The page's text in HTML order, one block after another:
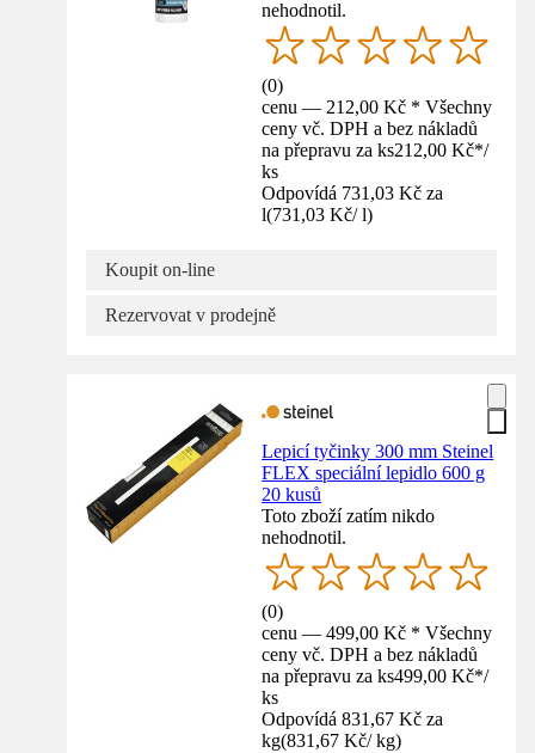
nehodnotil.
(0)
cenu — 212,00 Kč * Všechny
ceny vč. DPH a bez nákladů
na přepravu za ks212,00 Kč*/
ks
Odpovídá 731,03 Kč za
l(731,03 Kč/ l)
Koupit on-line
Rezervovat v prodejně
Lepicí tyčinky 300 mm Steinel
FLEX speciální lepidlo 600 g
20 kusů
Toto zboží zatím nikdo
nehodnotil.
(0)
cenu — 499,00 Kč * Všechny
ceny vč. DPH a bez nákladů
na přepravu za ks499,00 Kč*/
ks
Odpovídá 831,67 Kč za
kg(831,67 Kč/ kg)